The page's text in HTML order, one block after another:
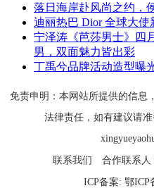
落日海岸赴风尚之约，
迪丽热巴 Dior 全球大
宁泽涛《芭莎男士》四
男，双面魅力皆出彩
丁禹兮品牌活动造型曝
免责申明：本网站所提供的信息
法律责任，如有建议请
联系我们 合作联系人
ICP备案: 鄂ICP